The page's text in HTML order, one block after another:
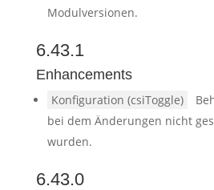
Modulversionen.
6.43.1
Enhancements
Konfiguration (csiToggle)
bei dem Änderungen nicht
wurden.
6.43.0